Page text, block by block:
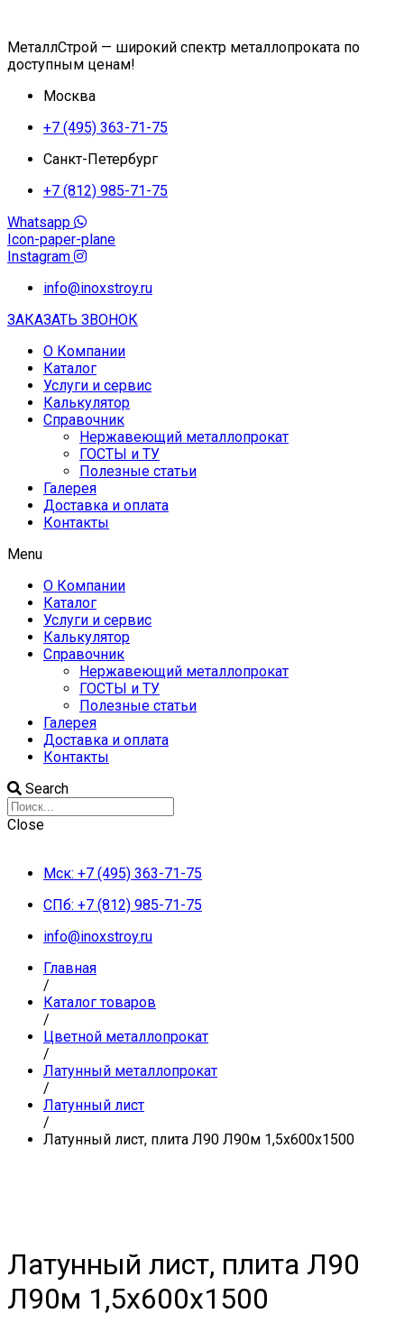
МеталлСтрой — широкий спектр металлопроката по
доступным ценам!
Москва
+7 (495) 363-71-75
Санкт-Петербург
+7 (812) 985-71-75
Whatsapp
Icon-paper-plane
Instagram
info@inoxstroy.ru
ЗАКАЗАТЬ ЗВОНОК
О Компании
Каталог
Услуги и сервис
Калькулятор
Справочник
Нержавеющий металлопрокат
ГОСТЫ и ТУ
Полезные статьи
Галерея
Доставка и оплата
Контакты
Menu
О Компании
Каталог
Услуги и сервис
Калькулятор
Справочник
Нержавеющий металлопрокат
ГОСТЫ и ТУ
Полезные статьи
Галерея
Доставка и оплата
Контакты
Search
Close
Мск: +7 (495) 363-71-75
СПб: +7 (812) 985-71-75
info@inoxstroy.ru
Главная
/
Каталог товаров
/
Цветной металлопрокат
/
Латунный металлопрокат
/
Латунный лист
/
Латунный лист, плита Л90 Л90м 1,5х600х1500
Латунный лист, плита Л90
Л90м 1,5х600х1500